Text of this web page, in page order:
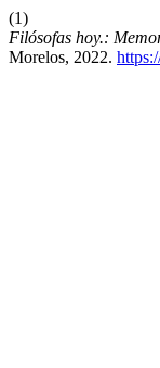
(1)
Filósofas hoy.:
Morelos, 2022.